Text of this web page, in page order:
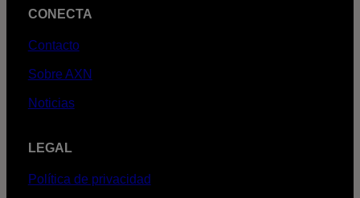
CONECTA
Contacto
Sobre AXN
Noticias
LEGAL
Política de privacidad